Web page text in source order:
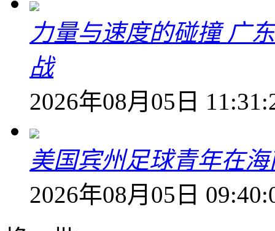
力量与速度的碰撞 广
战
2026年08月05日
美国宾州足球青年在
2026年08月05日